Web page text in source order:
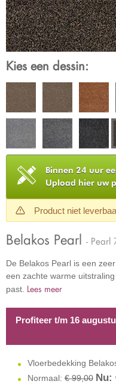
Kies een dessin:
Binnen 24 uur
Upload hier uw
Product niet
Belakos Pearl - Pearl
De Belakos Pearl is een
een zachte warme
past. Lees meer
Profiteer t/m 16
Vloerbedekking
Normaal: € 99,00 Nu: